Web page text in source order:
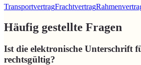
TransportvertragFrachtvertrag
Häufig gestellte Fragen
Ist die elektronische Unterschrift
rechtsgültig?